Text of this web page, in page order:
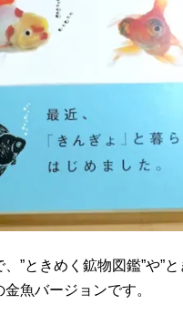
”ときめく鉱物図鑑”や”
魚バージョンです。